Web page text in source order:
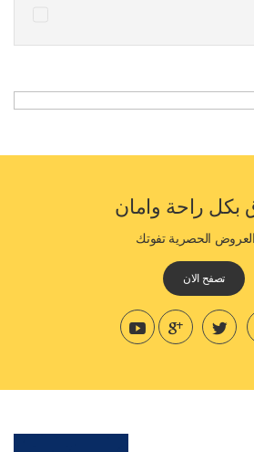
بكل راحة وامان
العروض الحصرية تفوتك
تصفح الان